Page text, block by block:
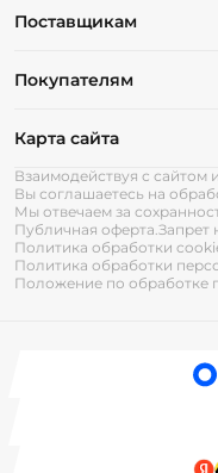
Поставщикам
Покупателям
Карта сайта
Взаимодействуя с сайтом
Вы соглашаетесь на
Мы отвечаем за
Публичная оферта.Запрет
Политика обработки
Политика обработки
Положение по обработке